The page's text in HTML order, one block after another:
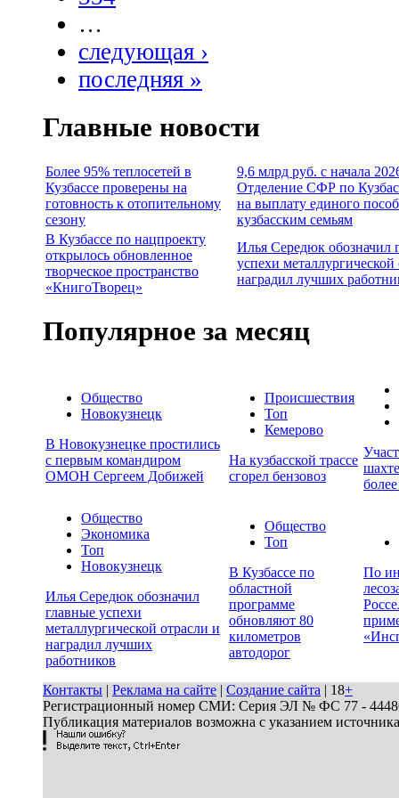
…
следующая ›
последняя »
Главные новости
Более 95% теплосетей в
Кузбассе проверены на
готовность к отопительному
сезону
9,6 млрд руб. с начала
Отделение СФР по
на выплату единого
кузбасским семьям
В Кузбассе по нацпроекту
открылось обновленное
творческое пространство
«КнигоТворец»
Илья Середюк обозначил
успехи металлургической
наградил лучших
Популярное за месяц
Общество
Новокузнецк
В Новокузнецке простились
с первым командиром
ОМОН Сергеем Добижей
Происшествия
Топ
Кемерово
На кузбасской трассе
сгорел бензовоз
Общество
Экономика
Топ
Новокузнецк
Илья Середюк обозначил
главные успехи
металлургической отрасли и
наградил лучших
работников
Общество
Топ
В Кузбассе по
областной
программе
обновляют 80
километров
автодорог
По
Контакты | Реклама на сайте | Создание сайта | 18+
Регистрационный номер СМИ: Серия ЭЛ № ФС 77 - 44486
Публикация материалов возможна с указанием